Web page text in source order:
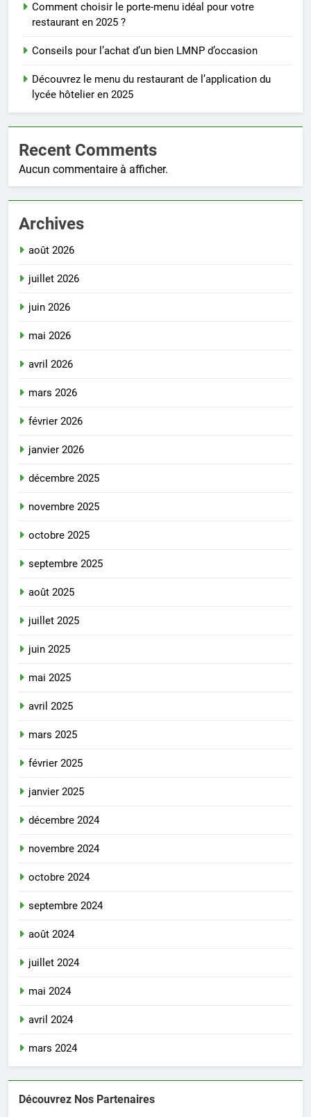
Comment choisir le porte-menu idéal pour votre
restaurant en 2025 ?
Conseils pour l’achat d’un bien LMNP d’occasion
Découvrez le menu du restaurant de l’application du
lycée hôtelier en 2025
Recent Comments
Aucun commentaire à afficher.
Archives
août 2026
juillet 2026
juin 2026
mai 2026
avril 2026
mars 2026
février 2026
janvier 2026
décembre 2025
novembre 2025
octobre 2025
septembre 2025
août 2025
juillet 2025
juin 2025
mai 2025
avril 2025
mars 2025
février 2025
janvier 2025
décembre 2024
novembre 2024
octobre 2024
septembre 2024
août 2024
juillet 2024
mai 2024
avril 2024
mars 2024
Découvrez Nos Partenaires